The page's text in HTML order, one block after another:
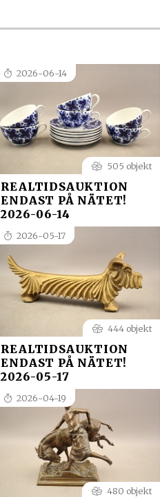
2026-06-14
505 objekt
REALTIDSAUKTION
ENDAST PÅ NÄTET!
2026-06-14
2026-05-17
444 objekt
REALTIDSAUKTION
ENDAST PÅ NÄTET!
2026-05-17
2026-04-19
480 objekt